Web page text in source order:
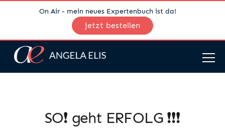
On Air - mein neues Expertenbuch ist da!
jetzt bestellen
SO❗️ geht ERFOLG ❗️❗️❗️